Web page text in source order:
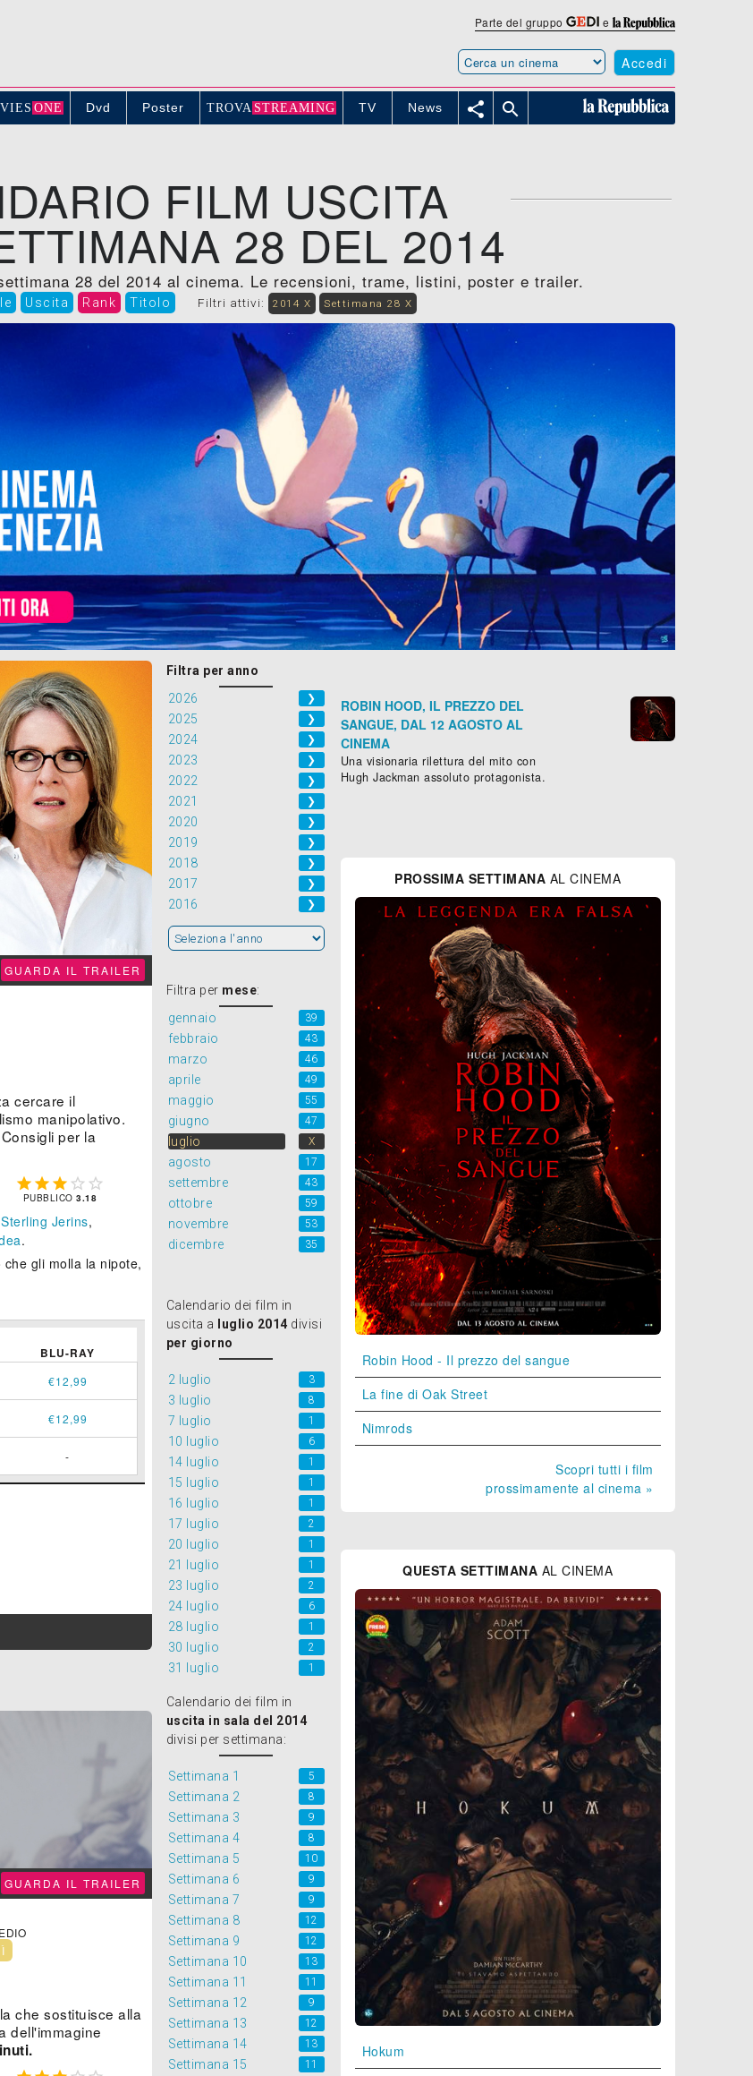
Parte del gruppo e
Accedi
S ONE Dvd Poster TROVA STREAMING TV News  
FILM USCITA
28 DEL 2014
28 del 2014 al cinema. Le recensioni, trame, listini, poster e trailer.
Uscita Rank Titolo Filtri attivi: 2014 X Settimana 28 X
GUARDA IL TRAILER
cercare il
manipolativo.
Consigli per la
    
PUBBLICO3.18
Sterling Jerins,
.
gli molla la nipote,
BLU-RAY
€12,99
€12,99
-
GUARDA IL TRAILER
che sostituisce alla
dell'immagine
Filtra per anno
2026
❯
2025 ❯
2024 ❯
2023 ❯
2022 ❯
2021 ❯
2020 ❯
2019 ❯
2018 ❯
2017 ❯
2016 ❯
Filtra per mese:
gennaio
39
febbraio 43
marzo 46
aprile 49
maggio 55
giugno 47
luglio X
agosto 17
settembre 43
ottobre 59
novembre 53
dicembre 35
Calendario dei film in
uscita a
luglio 2014 divisi
per giorno
2 luglio 3
3 luglio 8
7 luglio 1
10 luglio 6
14 luglio 1
15 luglio 1
16 luglio 1
17 luglio 2
20 luglio 1
21 luglio 1
23 luglio 2
24 luglio 6
28 luglio 1
30 luglio 2
31 luglio 1
Calendario dei film in
uscita in sala del 2014
divisi per settimana:
Settimana 1 5
Settimana 2 8
Settimana 3 9
Settimana 4 8
Settimana 5 10
Settimana 6 9
Settimana 7 9
Settimana 8 12
Settimana 9 12
Settimana 10 13
Settimana 11 11
Settimana 12 9
Settimana 13 12
Settimana 14 13
Settimana 15 11
ROBIN HOOD, IL PREZZO DEL
SANGUE, DAL 12 AGOSTO AL
CINEMA
Una visionaria rilettura del mito con
Hugh Jackman assoluto protagonista.
PROSSIMA SETTIMANA AL CINEMA
Robin Hood - Il prezzo del sangue
La fine di Oak Street
Nimrods
Scopri tutti i film
prossimamente al cinema »
QUESTA SETTIMANA AL CINEMA
Hokum